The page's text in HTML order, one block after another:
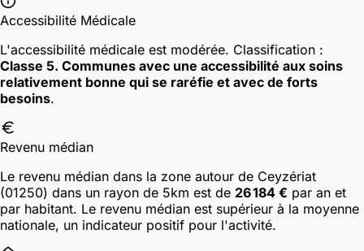
Accessibilité Médicale
L'accessibilité médicale est modérée. Classification :
Classe 5. Communes avec une accessibilité aux soins
relativement bonne qui se raréfie et avec de forts
besoins.
Revenu médian
Le revenu médian dans la zone autour de Ceyzériat
(01250) dans un rayon de 5km est de 26 184 € par an et
par habitant. Le revenu médian est supérieur à la moyenne
nationale, un indicateur positif pour l'activité.